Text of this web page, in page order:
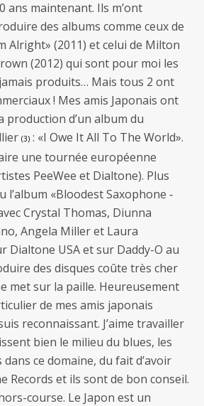
ans maintenant. Ils m’ont
des albums comme ceux de
Alright» (2011) et celui de Milton
(2012) qui sont pour moi les
produits… Mais tous 2 ont
! Mes amis Japonais ont
production d’un album du
(3) : «I Owe It All To The World».
une tournée européenne
PeeWee et Dialtone). Plus
l’album «Bloodest Saxophone ‐
Crystal Thomas, Diunna
Angela Miller et Laura
Dialtone USA et sur Daddy-O au
des disques coûte très cher
met sur la paille. Heureusement
de mes amis japonais
reconnaissant. J’aime travailler
bien le milieu du blues, les
ce domaine, du fait d’avoir
Records et ils sont de bon conseil.
course. Le Japon est un